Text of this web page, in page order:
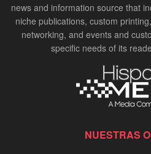
news and information source that
niche publications, custom
networking, and events and
specific needs of its
NUESTRAS